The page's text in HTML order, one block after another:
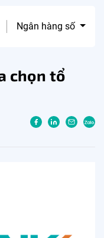
Ngân hàng số
chọn tổ